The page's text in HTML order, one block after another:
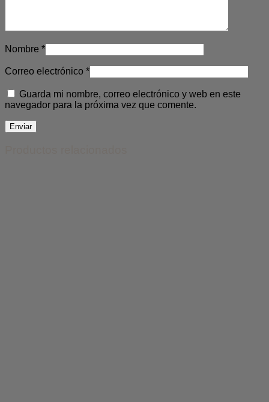
Nombre *
Correo electrónico *
Guarda mi nombre, correo electrónico y web en este
navegador para la próxima vez que comente.